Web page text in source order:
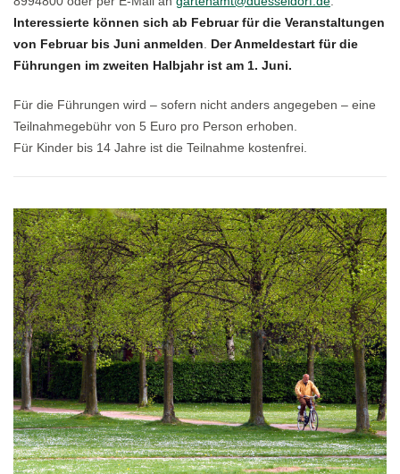
Interessierte können sich ab Februar für die Veranstaltungen
von Februar bis Juni anmelden
Der Anmeldestart für die
Führungen im zweiten Halbjahr ist am 1. Juni.
Für die Führungen wird – sofern nicht anders angegeben – eine
Teilnahmegebühr von 5 Euro pro Person erhoben.
Für Kinder bis 14 Jahre ist die Teilnahme kostenfrei.